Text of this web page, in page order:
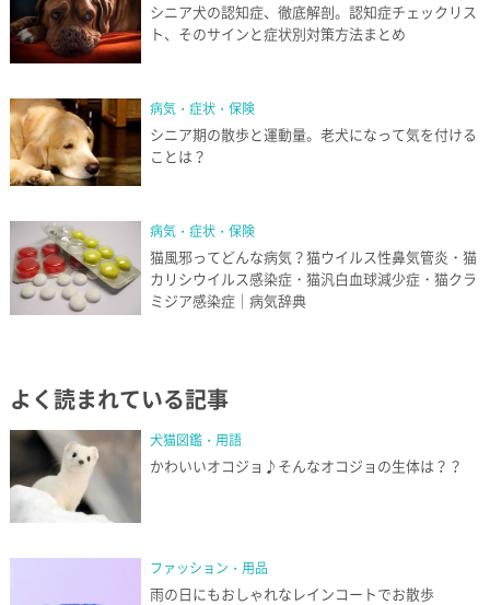
シニア犬の認知症、徹底解剖。認知症チェックリス
ト、そのサインと症状別対策方法まとめ
病気・症状・保険
シニア期の散歩と運動量。老犬になって気を付ける
ことは？
病気・症状・保険
猫風邪ってどんな病気？猫ウイルス性鼻気管炎・猫
カリシウイルス感染症・猫汎白血球減少症・猫クラ
ミジア感染症｜病気辞典
よく読まれている記事
犬猫図鑑・用語
かわいいオコジョ♪そんなオコジョの生体は？？
ファッション・用品
雨の日にもおしゃれなレインコートでお散歩